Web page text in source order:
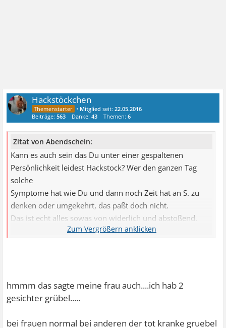
Hackstöckchen
• Mitglied seit:22.05.2016
Beiträge:563 Danke:43 Themen:6
Zitat von Abendschein:
Kann es auch sein das Du unter einer gespaltenen
Persönlichkeit leidest Hackstock? Wer den ganzen Tag
solche
Symptome hat wie Du und dann noch Zeit hat an S. zu
denken oder umgekehrt, das paßt doch nicht.
Das ist echt alles sowas von widerlich und abstoßend.
Die Bude ist Dreckig und ich möchte nicht wissen wie
Kotzen, nicht Deine Krankheit der Sexualität, aber wie Du
es Preis
gibst. Du hast kein bißchen Taktgefühl. Plästerst uns voll
damit, machst Dich drüber lustig. Ich glaube es artet
hmmm das sagte meine frau auch....ich hab 2
gesichter grübel.....
bei frauen normal bei anderen der tot kranke gruebel